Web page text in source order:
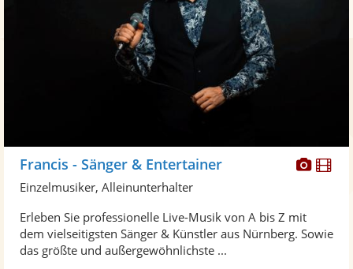
Francis - Sänger & Entertainer
Einzelmusiker, Alleinunterhalter
Erleben Sie professionelle Live-Musik von A bis Z mit
dem vielseitigsten Sänger & Künstler aus Nürnberg. Sowie
das größte und außergewöhnlichste ...